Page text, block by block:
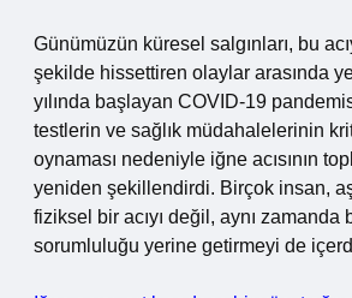
Günümüzün küresel salgınları, bu
şekilde hissettiren olaylar arasında
yılında başlayan COVID-19
testlerin ve sağlık müdahalelerinin
oynaması nedeniyle iğne acısının
yeniden şekillendirdi. Birçok insan,
fiziksel bir acıyı değil, aynı zamanda
sorumluluğu yerine getirmeyi de